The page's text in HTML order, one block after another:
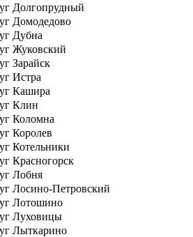
Долгопрудный
Домодедово
Дубна
Жуковский
Зарайск
Истра
Кашира
Клин
Коломна
Королев
Котельники
Красногорск
Лобня
Лосино-Петровский
Лотошино
Луховицы
Лыткарино